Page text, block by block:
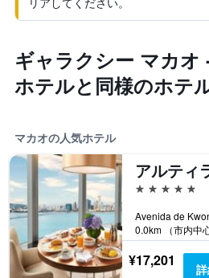
ギャラクシー マカオ
ホテルと同様のホテ
マカオの人気ホテル
5つ星
0.0km （市内中
¥17,201